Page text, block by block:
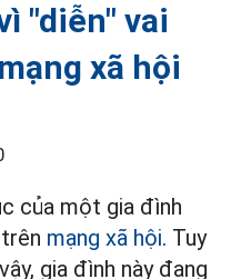
"diễn" vai
xã hội
của một gia đình
mạng xã hội. Tuy
gia đình này đang